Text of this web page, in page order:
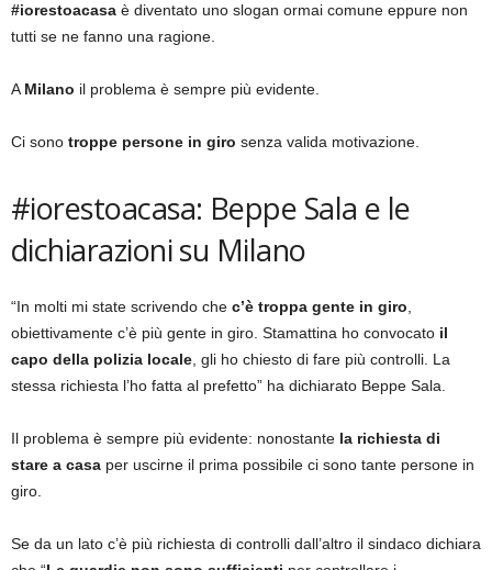
#iorestoacasa è diventato uno slogan ormai comune eppure non
tutti se ne fanno una ragione.
A Milano il problema è sempre più evidente.
Ci sono troppe persone in giro senza valida motivazione.
#iorestoacasa: Beppe Sala e le
dichiarazioni su Milano
“In molti mi state scrivendo che c’è troppa gente in giro
obiettivamente c’è più gente in giro. Stamattina ho convocato il
capo della polizia locale , gli ho chiesto di fare più controlli. La
stessa richiesta l’ho fatta al prefetto” ha dichiarato Beppe Sala.
Il problema è sempre più evidente: nonostante la richiesta di
stare a casa per uscirne il prima possibile ci sono tante persone in
giro.
Se da un lato c’è più richiesta di controlli dall’altro il sindaco dichiara